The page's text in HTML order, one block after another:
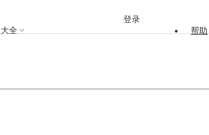
全 帮助
登录